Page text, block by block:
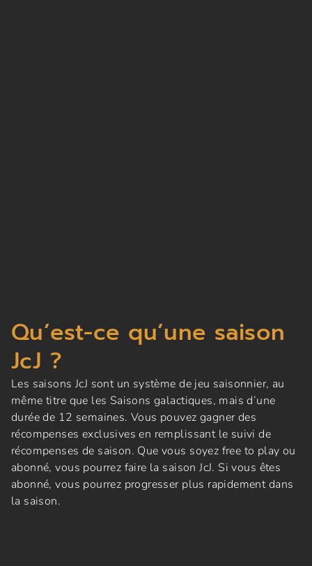
Qu’est-ce qu’une saison
JcJ ?
Les saisons JcJ sont un système de jeu saisonnier, au
même titre que les Saisons galactiques, mais d’une
durée de 12 semaines. Vous pouvez gagner des
récompenses exclusives en remplissant le suivi de
récompenses de saison. Que vous soyez free to play ou
abonné, vous pourrez faire la saison JcJ. Si vous êtes
abonné, vous pourrez progresser plus rapidement dans
la saison.